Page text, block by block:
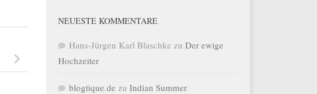
NEUESTE KOMMENTARE
Hans-Jürgen Karl Blaschke zu Der ewige
Hochzeiter
blogtique.de zu Indian Summer